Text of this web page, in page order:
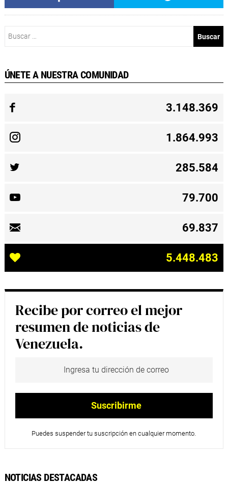
ÚNETE A NUESTRA COMUNIDAD
3.148.369
1.864.993
285.584
79.700
69.837
5.448.483
Recibe por correo el mejor
resumen de noticias de
Venezuela.
Puedes suspender tu suscripción en cualquier momento.
NOTICIAS DESTACADAS